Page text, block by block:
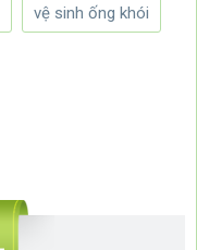
vệ sinh ống khói